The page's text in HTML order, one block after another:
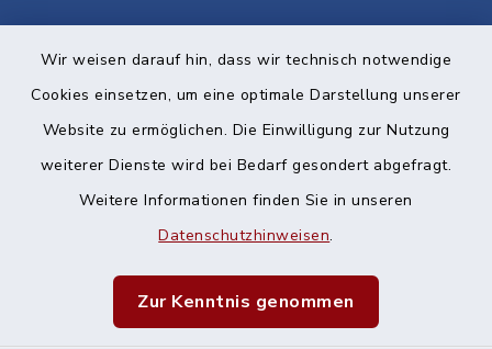
Wir weisen darauf hin, dass wir technisch notwendige
Cookies einsetzen, um eine optimale Darstellung unserer
Website zu ermöglichen. Die Einwilligung zur Nutzung
weiterer Dienste wird bei Bedarf gesondert abgefragt.
Weitere Informationen finden Sie in unseren
Datenschutzhinweisen.
Zur Kenntnis genommen
Datenschutz
Impressum
Sitemap
Cookie-Einstellungen